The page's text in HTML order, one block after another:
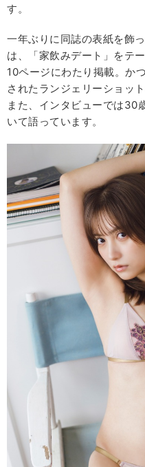
す。
一年ぶりに同誌の表紙を飾
は、「家飲みデート」をテ
10ページにわたり掲載。か
されたランジェリーショッ
また、インタビューでは30
いて語っています。